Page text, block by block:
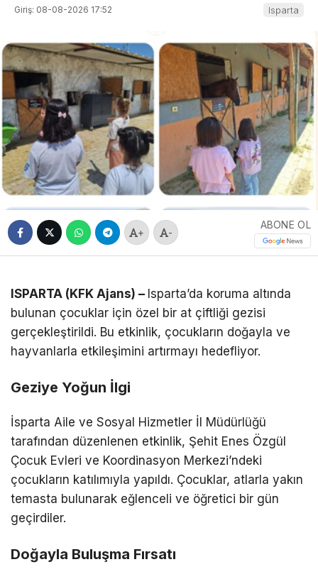
Giriş: 08-08-2026 17:52 Isparta
+ -
ABONE OL
ISPARTA (KFK Ajans) – Isparta’da koruma altında
bulunan çocuklar için özel bir at çiftliği gezisi
gerçekleştirildi. Bu etkinlik, çocukların doğayla ve
hayvanlarla etkileşimini artırmayı hedefliyor.
Geziye Yoğun İlgi
İsparta Aile ve Sosyal Hizmetler İl Müdürlüğü
tarafından düzenlenen etkinlik, Şehit Enes Özgül
Çocuk Evleri ve Koordinasyon Merkezi’ndeki
çocukların katılımıyla yapıldı. Çocuklar, atlarla yakın
temasta bulunarak eğlenceli ve öğretici bir gün
geçirdiler.
Doğayla Buluşma Fırsatı